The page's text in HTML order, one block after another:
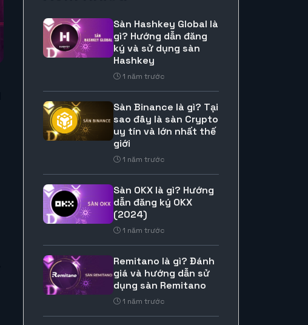
Sàn Hashkey Global là
gì? Hướng dẫn đăng
ký và sử dụng sàn
Hashkey
1 năm trước
Sàn Binance là gì? Tại
sao đây là sàn Crypto
uy tín và lớn nhất thế
giới
1 năm trước
Sàn OKX là gì? Hướng
dẫn đăng ký OKX
(2024)
1 năm trước
Remitano là gì? Đánh
giá và hướng dẫn sử
dụng sàn Remitano
1 năm trước